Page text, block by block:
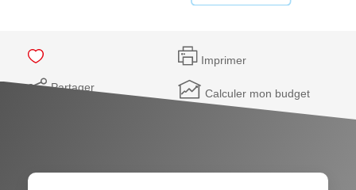
Imprimer
Partager Calculer mon budget